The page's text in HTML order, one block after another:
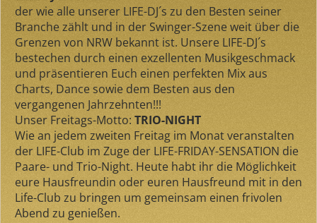
der wie alle unserer LIFE-DJ´s zu den Besten seiner
Branche zählt und in der Swinger-Szene weit über die
Grenzen von NRW bekannt ist. Unsere LIFE-DJ´s
bestechen durch einen exzellenten Musikgeschmack
und präsentieren Euch einen perfekten Mix aus
Charts, Dance sowie dem Besten aus den
vergangenen Jahrzehnten!!!
Unser Freitags-Motto: TRIO-NIGHT
Wie an jedem zweiten Freitag im Monat veranstalten
der LIFE-Club im Zuge der LIFE-FRIDAY-SENSATION die
Paare- und Trio-Night. Heute habt ihr die Möglichkeit
eure Hausfreundin oder euren Hausfreund mit in den
Life-Club zu bringen um gemeinsam einen frivolen
Abend zu genießen.